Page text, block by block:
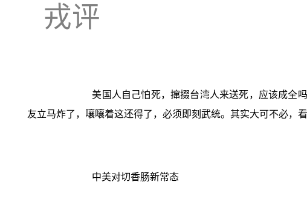
戎评
美国人自己怕死，撺掇台湾人来送死，应该成全
友立马炸了，嚷嚷着这还得了，必须即刻武统。其实大可不必，
中美对切香肠新常态